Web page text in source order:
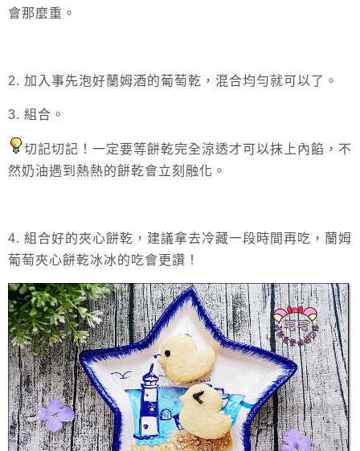
會那麼重。
2. 加入事先泡好蘭姆酒的葡萄乾，混合均勻就可以了。
3. 組合。
切記切記！一定要等餅乾完全涼透才可以抹上內餡，不
然奶油遇到熱熱的餅乾會立刻融化。
4. 組合好的夾心餅乾，建議拿去冷藏一段時間再吃，蘭姆
葡萄夾心餅乾冰冰的吃會更讚！